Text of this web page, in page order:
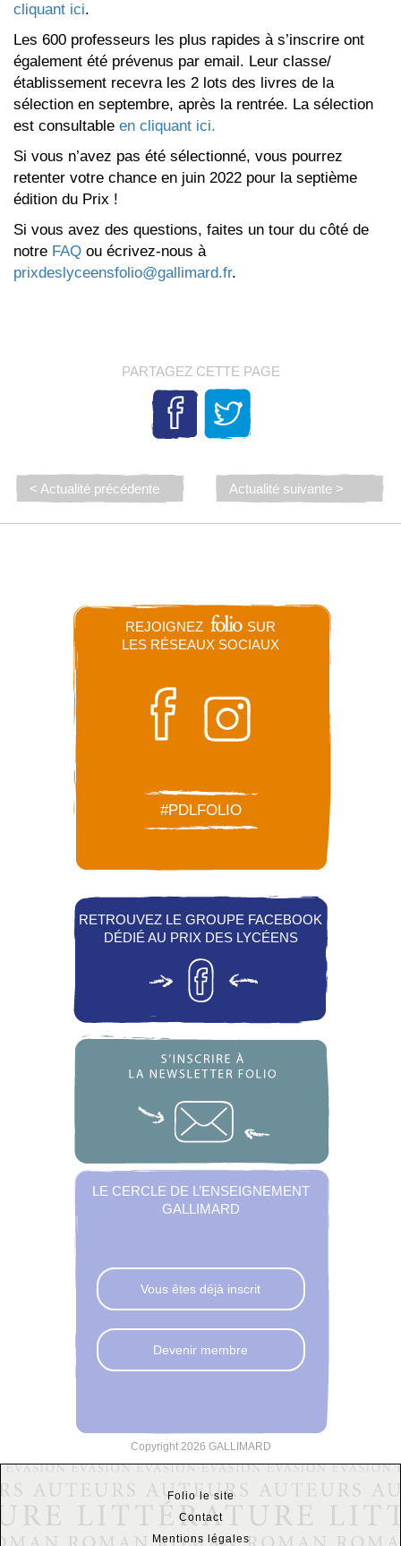
cliquant ici.
Les 600 professeurs les plus rapides à s’inscrire ont
également été prévenus par email. Leur classe/
établissement recevra les 2 lots des livres de la
sélection en septembre, après la rentrée. La sélection
est consultable en cliquant ici.
Si vous n’avez pas été sélectionné, vous pourrez
retenter votre chance en juin 2022 pour la septième
édition du Prix !
Si vous avez des questions, faites un tour du côté de
notre FAQ ou écrivez-nous à
prixdeslyceensfolio@gallimard.fr.
PARTAGEZ CETTE PAGE
< Actualité précédente Actualité suivante >
REJOIGNEZ
SUR
LES RÉSEAUX SOCIAUX
#PDLFOLIO
RETROUVEZ LE GROUPE FACEBOOK
DÉDIÉ AU PRIX DES LYCÉENS
LE CERCLE DE L’ENSEIGNEMENT
GALLIMARD
Vous êtes déjà inscrit
Devenir membre
Copyright 2026 GALLIMARD
Folio le site
Contact
Mentions légales